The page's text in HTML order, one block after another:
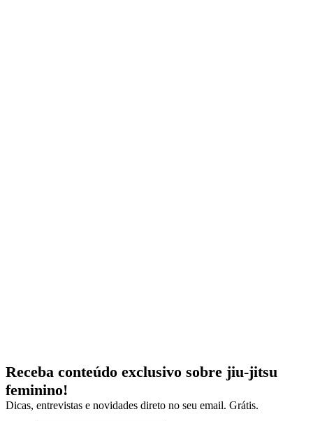
Receba conteúdo exclusivo sobre jiu-jitsu
feminino!
Dicas, entrevistas e novidades direto no seu email. Grátis.